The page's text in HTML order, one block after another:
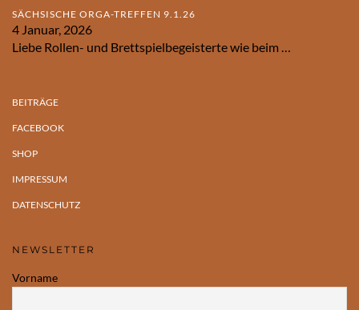
SÄCHSISCHE ORGA-TREFFEN 9.1.26
4 Januar, 2026
Liebe Rollen- und Brettspielbegeisterte wie beim
BEITRÄGE
FACEBOOK
SHOP
IMPRESSUM
DATENSCHUTZ
NEWSLETTER
Vorname